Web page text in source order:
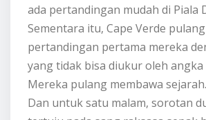
ada pertandingan mudah di Piala
Sementara itu, Cape Verde
pertandingan pertama mereka
yang tidak bisa diukur oleh
Mereka pulang membawa sejarah.
Dan untuk satu malam, sorotan